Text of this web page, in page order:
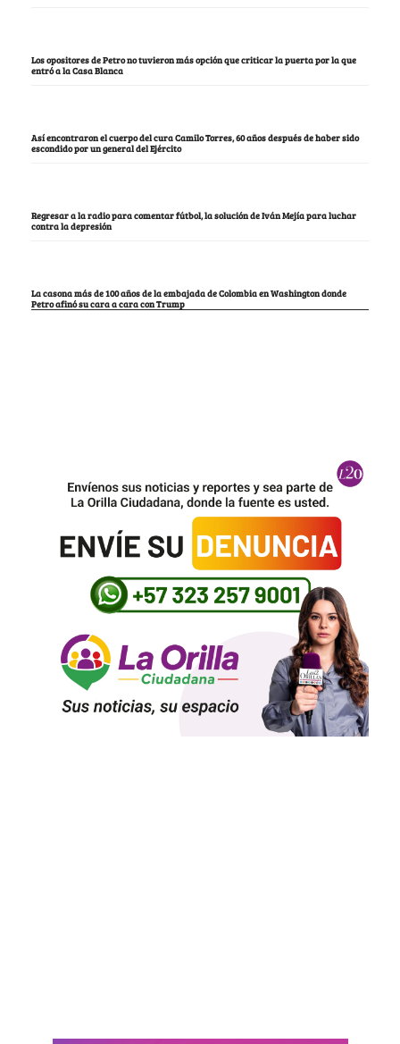
Los opositores de Petro no tuvieron más opción que criticar la puerta por la que
entró a la Casa Blanca
Así encontraron el cuerpo del cura Camilo Torres, 60 años después de haber sido
escondido por un general del Ejército
Regresar a la radio para comentar fútbol, la solución de Iván Mejía para luchar
contra la depresión
La casona más de 100 años de la embajada de Colombia en Washington donde
Petro afinó su cara a cara con Trump